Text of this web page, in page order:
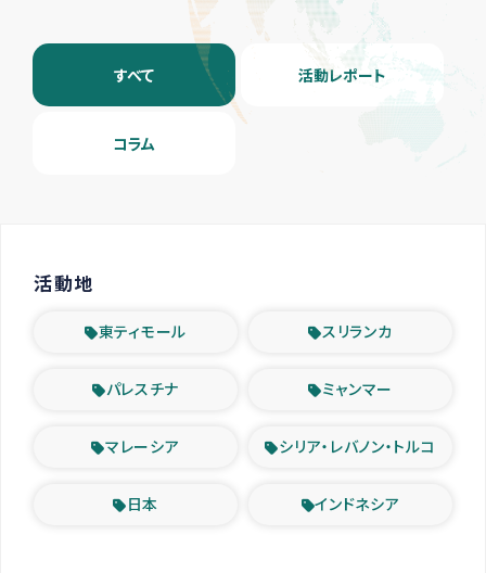
すべて 活動レポート
コラム
活動地
東ティモール スリランカ
パレスチナ ミャンマー
マレーシア シリア・レバノン・トルコ
日本 インドネシア